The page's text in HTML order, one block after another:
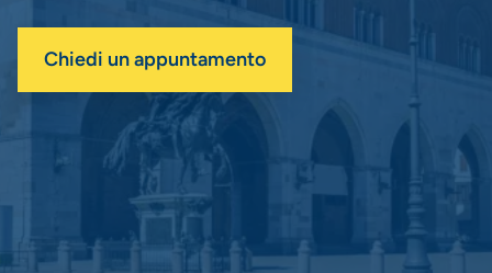
Chiedi un appuntamento